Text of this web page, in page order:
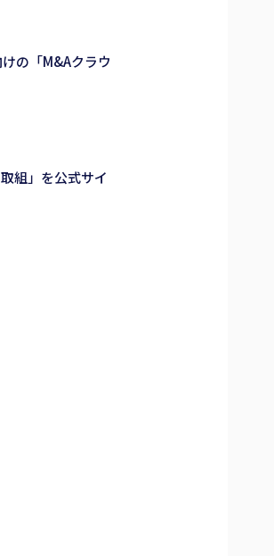
の「M&Aクラウ
組」を公式サイ